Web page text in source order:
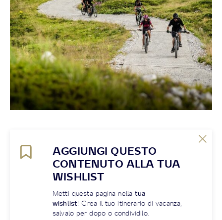
AGGIUNGI QUESTO
CONTENUTO ALLA TUA
WISHLIST
Metti questa pagina nellatua
wishlist! Crea il tuo itinerario di vacanza,
salvalo per dopo o condividilo.